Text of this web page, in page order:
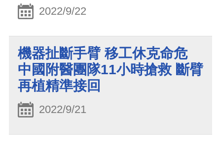
2022/9/22
機器扯斷手臂 移工休克命危
中國附醫團隊11小時搶救 斷臂
再植精準接回
2022/9/21